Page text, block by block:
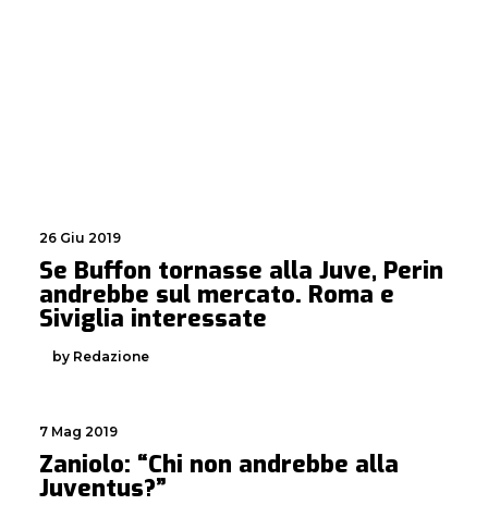
26 Giu 2019
Se Buffon tornasse alla Juve, Perin
andrebbe sul mercato. Roma e
Siviglia interessate
by Redazione
7 Mag 2019
Zaniolo: “Chi non andrebbe alla
Juventus?”